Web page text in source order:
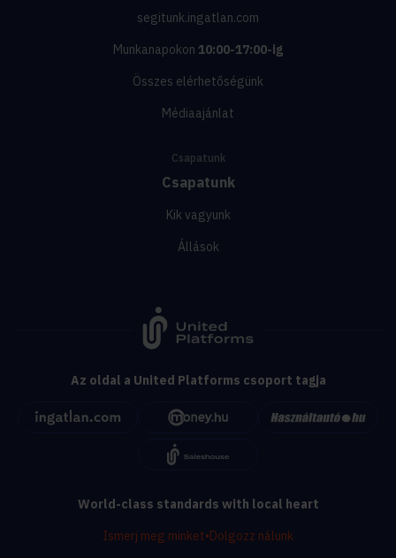
segitunk.ingatlan.com
Munkanapokon 10:00-17:00-ig
Összes elérhetőségünk
Médiaajánlat
Csapatunk
Csapatunk
Kik vagyunk
Állások
Az oldal a United Platforms csoport tagja
World-class standards with local heart
Ismerj meg minket•Dolgozz nálunk